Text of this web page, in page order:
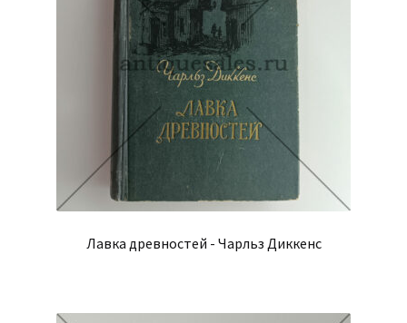
Лавка древностей - Чарльз Диккенс